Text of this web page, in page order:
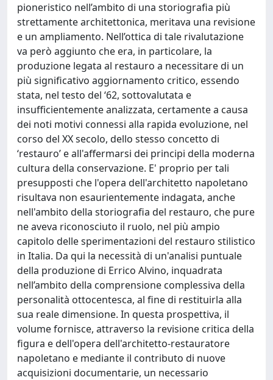
pioneristico nell’ambito di una storiografia più
strettamente architettonica, meritava una revisione
e un ampliamento. Nell’ottica di tale rivalutazione
va però aggiunto che era, in particolare, la
produzione legata al restauro a necessitare di un
più significativo aggiornamento critico, essendo
stata, nel testo del ‘62, sottovalutata e
insufficientemente analizzata, certamente a causa
dei noti motivi connessi alla rapida evoluzione, nel
corso del XX secolo, dello stesso concetto di
‘restauro’ e all'affermarsi dei principi della moderna
cultura della conservazione. E' proprio per tali
presupposti che l'opera dell'architetto napoletano
risultava non esaurientemente indagata, anche
nell'ambito della storiografia del restauro, che pure
ne aveva riconosciuto il ruolo, nel più ampio
capitolo delle sperimentazioni del restauro stilistico
in Italia. Da qui la necessità di un'analisi puntuale
della produzione di Errico Alvino, inquadrata
nell’ambito della comprensione complessiva della
personalità ottocentesca, al fine di restituirla alla
sua reale dimensione. In questa prospettiva, il
volume fornisce, attraverso la revisione critica della
figura e dell'opera dell'architetto-restauratore
napoletano e mediante il contributo di nuove
acquisizioni documentarie, un necessario